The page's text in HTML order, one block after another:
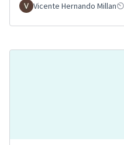
Vicente Hernando Millan